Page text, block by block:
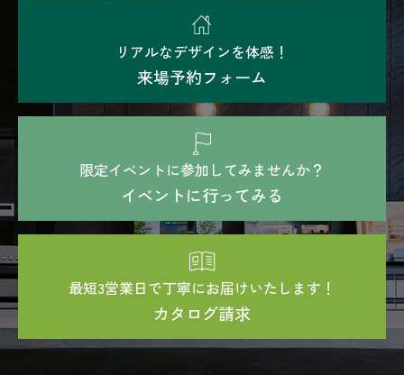
リアルなデザインを体感！
来場予約フォーム
限定イベントに参加してみませんか？
イベントに行ってみる
最短3営業日で丁寧にお届けいたします！
カタログ請求